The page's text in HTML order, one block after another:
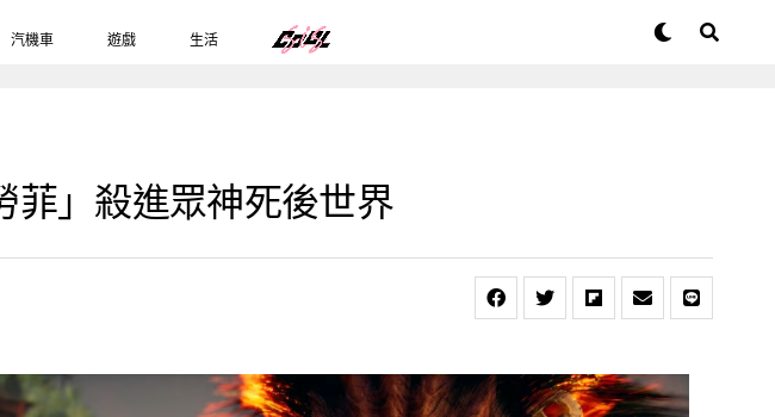
汽機車 遊戲 生活
菲」殺進眾神死後世界